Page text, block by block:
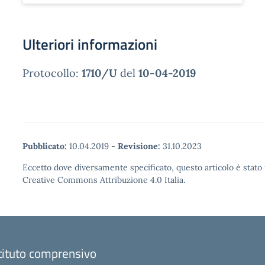
Ulteriori informazioni
Protocollo: 1710/U del 10-04-2019
Pubblicato: 10.04.2019 - Revisione: 31.10.2023
Eccetto dove diversamente specificato, questo articolo è
Creative Commons Attribuzione 4.0 Italia.
comprensivo